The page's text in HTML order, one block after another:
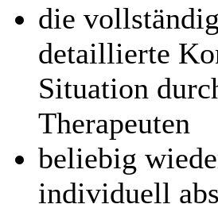
die
detaillierte
Situation
Therapeuten
beliebig
individuell